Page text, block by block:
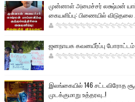
முன்னாள் அமைச்சர் லக்ஷ்மன்
கையளிப்பு: பிணையில் விடுதலை
ஜனநாயக கவனயீர்ப்பு
இலங்கையில் 146
முடக்குமாறு உத்தரவு..!